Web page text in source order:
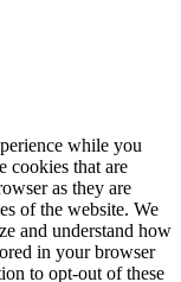
while you
cookies that are
as they are
of the website. We
and understand how
in your browser
to opt-out of these